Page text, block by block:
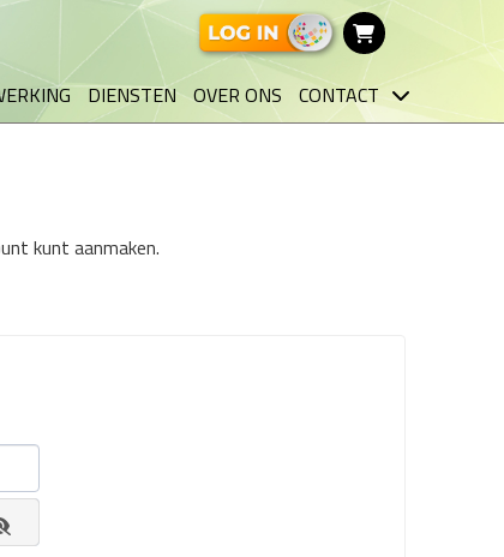
DIENSTEN OVER ONS CONTACT
kunt aanmaken.